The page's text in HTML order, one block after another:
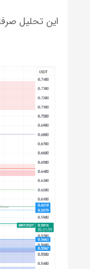
این تحلیل